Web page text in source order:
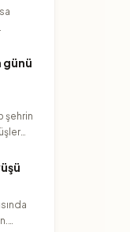
günü
şehrin